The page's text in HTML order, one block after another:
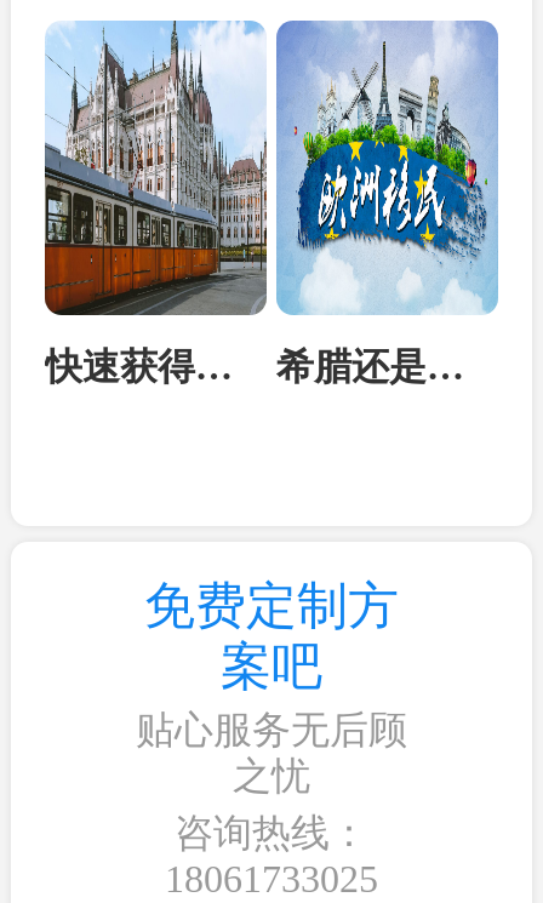
快速获得欧洲身份：匈牙利投资移民成为性价比首选 希腊还是马耳他？从身份到教育全面对比两国移民优势
免费定制方
案吧
贴心服务无后顾
之忧
咨询热线：
18061733025